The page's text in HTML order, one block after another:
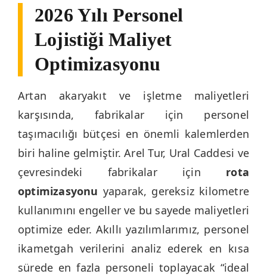
2026 Yılı Personel
Lojistiği Maliyet
Optimizasyonu
Artan akaryakıt ve işletme maliyetleri
karşısında, fabrikalar için personel
taşımacılığı bütçesi en önemli kalemlerden
biri haline gelmiştir. Arel Tur, Ural Caddesi ve
çevresindeki fabrikalar için rota
optimizasyonu yaparak, gereksiz kilometre
kullanımını engeller ve bu sayede maliyetleri
optimize eder. Akıllı yazılımlarımız, personel
ikametgah verilerini analiz ederek en kısa
sürede en fazla personeli toplayacak “ideal